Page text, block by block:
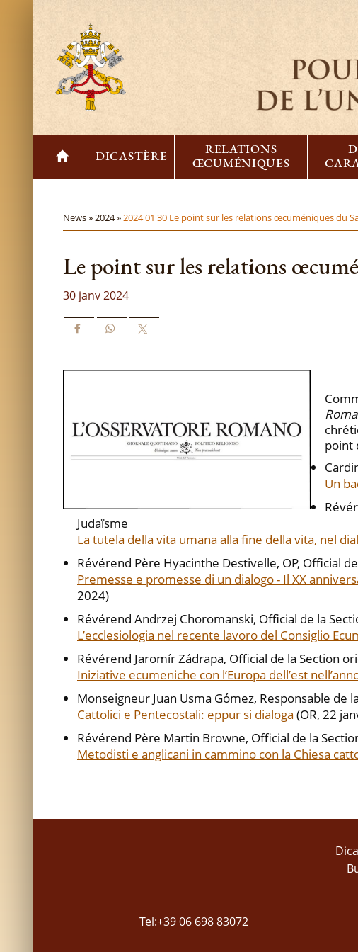
DICASTÈRE
RELATIONS
ŒCUMÉNIQUES
News »2024 »2024 01 30 Le point sur les relations œcuméniques du
Le point sur les relations
30 janv 2024
point
Un
Judaïsme
La tutela della vita umana alla fine della vita, nel
Révérend Père Hyacinthe Destivelle, OP, Official
Premesse e promesse di un dialogo - Il XX
2024)
Révérend Andrzej Choromanski, Official de la
L’ecclesiologia nel recente lavoro del Consiglio
Révérend Jaromír Zádrapa, Official de la Section
Iniziative ecumeniche con l’Europa dell’est
Monseigneur Juan Usma Gómez, Responsable de
Cattolici e Pentecostali: eppur si dialoga (OR, 22
Révérend Père Martin Browne, Official de la
Metodisti e anglicani in cammino con la Chiesa
Tel:+39 06 698 83072